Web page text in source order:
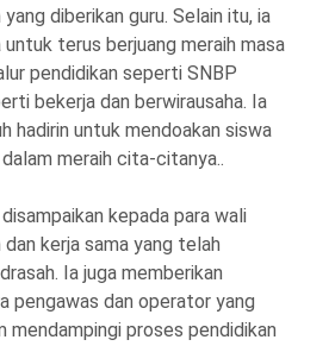
diberikan guru. Selain itu, ia
terus berjuang meraih masa
pendidikan seperti SNBP
bekerja dan berwirausaha. Ia
hadirin untuk mendoakan siswa
meraih cita-citanya..
kepada para wali
kerja sama yang telah
Ia juga memberikan
pengawas dan operator yang
mendampingi proses pendidikan